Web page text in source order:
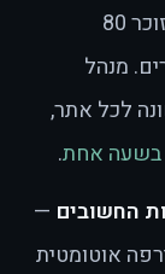
אף אחד לא זוכר 80
מנהל
לכל אתר,
בשעה אחת.
החשובים —
אוטומטית